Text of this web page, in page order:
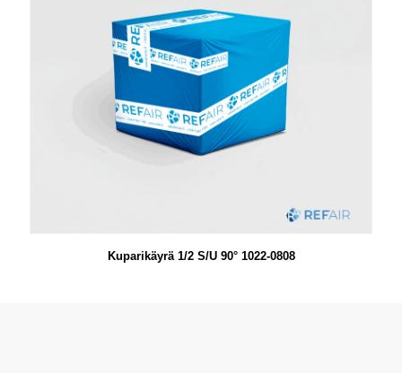
Kuparikäyrä 1/2 S/U 90° 1022-0808